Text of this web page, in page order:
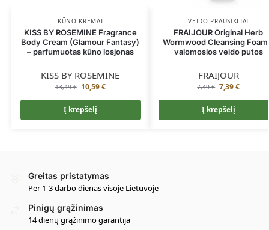
KŪNO KREMAI
KISS BY ROSEMINE Fragrance
Body Cream (Glamour Fantasy)
– parfumuotas kūno losjonas
KISS BY ROSEMINE
13,49€ 10,59€
Į krepšelį
VEIDO PRAUSIKLIAI
FRAIJOUR Original Herb
Wormwood Cleansing Foam
valomosios veido putos
FRAIJOUR
7,49€ 7,39€
Į krepšelį
Greitas pristatymas
Per 1-3 darbo dienas visoje Lietuvoje
Pinigų grąžinimas
14 dienų grąžinimo garantija